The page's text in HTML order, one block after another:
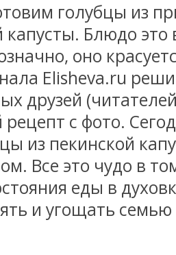
голубцы из
Блюдо это
оно
Elisheva.ru
друзей
с фото.
из пекинской
Все это чудо в
еды в
и угощать семью